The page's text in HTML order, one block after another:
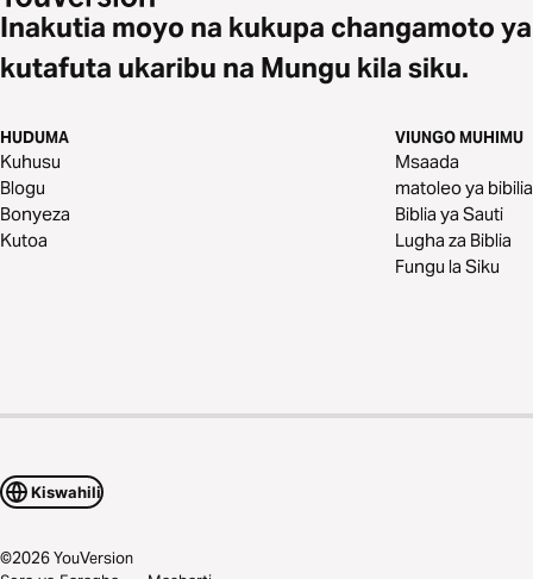
Inakutia moyo na kukupa changamoto ya
kutafuta ukaribu na Mungu kila siku.
HUDUMA
Kuhusu
Blogu
Bonyeza
Kutoa
VIUNGO MUHIMU
Msaada
matoleo ya bibilia
Biblia ya Sauti
Lugha za Biblia
Fungu la Siku
Kiswahili
©2026YouVersion